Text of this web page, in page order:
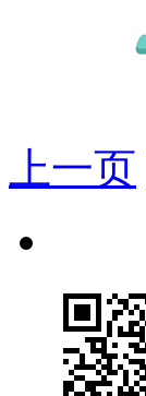
上一页